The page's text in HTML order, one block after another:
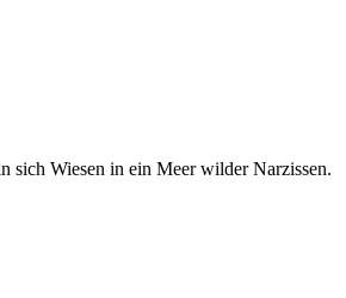
sich Wiesen in ein Meer wilder Narzissen.